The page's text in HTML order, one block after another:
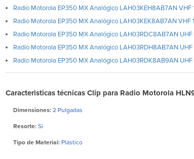
Radio Motorola EP350 MX Analógico LAH03KEH8AB7AN VHF
Radio Motorola EP350 MX Analógico LAH03KEK8AB7AN VHF
Radio Motorola EP350 MX Analógico LAH03RDC8AB7AN
Radio Motorola EP350 MX Analógico LAH03RDH8AB7AN
Radio Motorola EP350 MX Analógico LAH03RDK8AB9AN
Caracteristicas técnicas Clip para Radio Motorola
Dimensiones: 2 Pulgadas
Resorte: Si
Tipo de Material: Plástico